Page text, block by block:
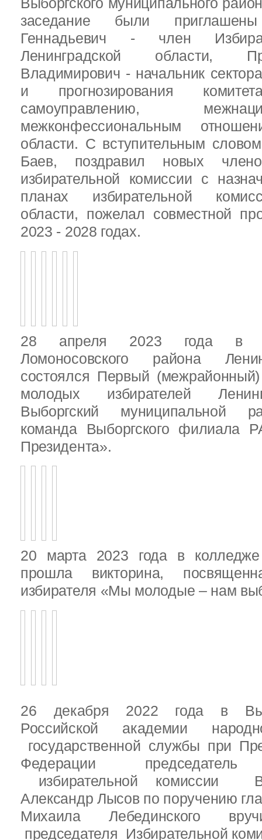
заседание были
Геннадьевич - член
Ленинградской области,
Владимирович - начальник
и прогнозирования
самоуправлению,
межконфессиональным
области. С вступительным
Баев, поздравил новых
избирательной комиссии с
планах избирательной
области, пожелал совместной
2023 - 2028 годах.
28 апреля 2023 года в
Ломоносовского района
состоялся Первый
молодых избирателей
Выборгский муниципальной
команда Выборгского филиала
Президента».
20 марта 2023 года в колледже
прошла викторина,
избирателя «Мы молодые – нам
26 декабря 2022 года в
Российской академии
государственной службы при
Федерации председатель
избирательной комиссии
Александр Лысов по поручению
Михаила Лебединского
председателя Избирательной